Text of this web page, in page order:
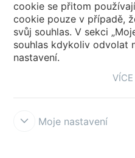
Vyberte svou zemi
cookie se přitom
cookie pouze v případě,
svůj souhlas. V sekci
souhlas kdykoliv odvolat
nastavení.
VÍCE
Moje nastavení